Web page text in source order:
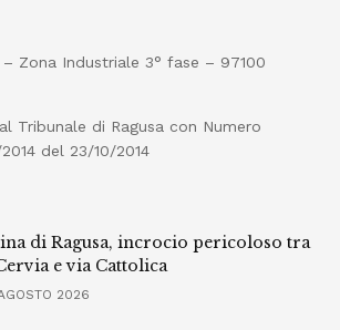
– Zona Industriale 3° fase – 97100
Tribunale di Ragusa con Numero
del 23/10/2014
di Ragusa, incrocio pericoloso tra
e via Cattolica
2026